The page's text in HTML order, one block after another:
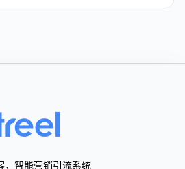
，智能营销引流系统